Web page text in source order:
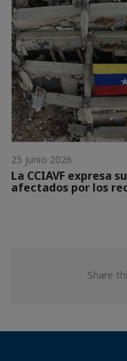
25 junio 2026
La CCIAVF expresa
afectados por los
Share